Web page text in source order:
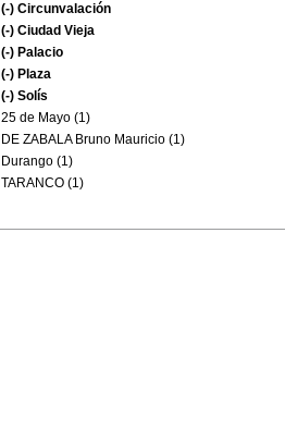
(-) Circunvalación
(-) Ciudad Vieja
(-) Palacio
(-) Plaza
(-) Solís
25 de Mayo (1)
DE ZABALA Bruno Mauricio (1)
Durango (1)
TARANCO (1)